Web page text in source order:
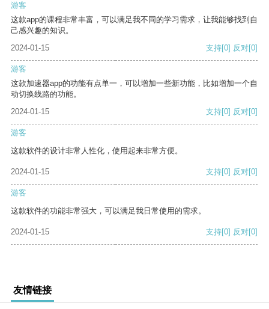
游客
这款app的课程非常丰富，可以满足我不同的学习需求，让我能够找到自
己感兴趣的知识。
2024-01-15
支持[0] 反对[0]
游客
这款加速器app的功能有点单一，可以增加一些新功能，比如增加一个自
动切换线路的功能。
2024-01-15
支持[0] 反对[0]
游客
这款软件的设计非常人性化，使用起来非常方便。
2024-01-15 支持[0] 反对[0]
游客
这款软件的功能非常强大，可以满足我日常使用的需求。
2024-01-15 支持[0] 反对[0]
友情链接